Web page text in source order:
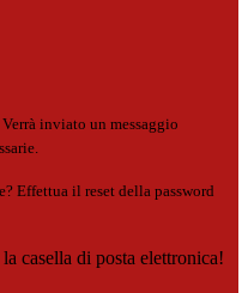
Verrà inviato un messaggio
Effettua il reset della password
casella di posta elettronica!